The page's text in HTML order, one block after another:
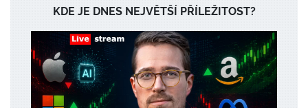
KDE JE DNES NEJVĚTŠÍ PŘÍLEŽITOST?